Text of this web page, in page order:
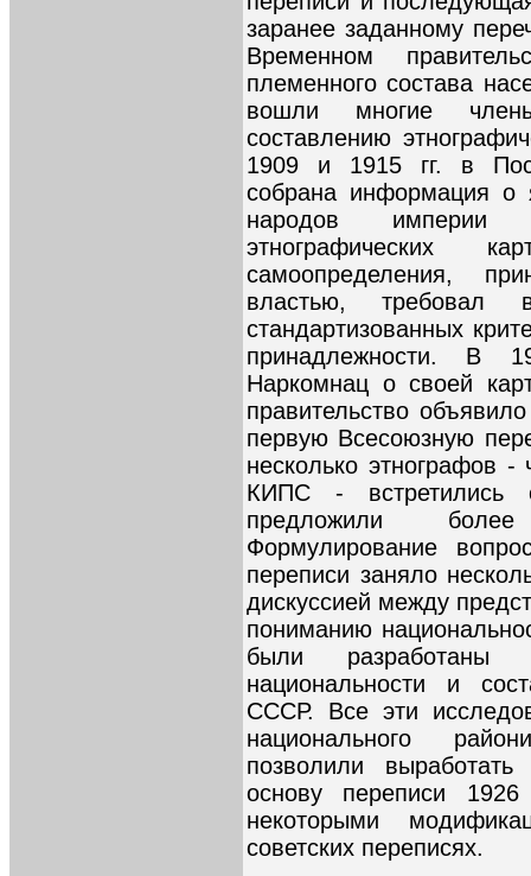
заранее заданному
Временном
племенного состава
вошли многие
составлению
1909 и 1915 гг. в
собрана информация
народов империи
этнографических
самоопределения,
властью, требовал
стандартизованных
принадлежности. В
Наркомнац о своей
правительство
первую Всесоюзную
несколько этнографов -
КИПС - встретились
предложили
Формулирование
переписи заняло
дискуссией между
пониманию
были разработаны
национальности и
СССР. Все эти
национального
позволили
основу переписи
некоторыми
советских переписях.